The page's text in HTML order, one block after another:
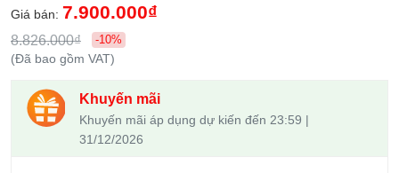
Giá bán: 7.900.000₫
8.826.000₫ -10%
(Đã bao gồm VAT)
Khuyến mãi
Khuyến mãi áp dụng dự kiến đến 23:59 |
31/12/2026